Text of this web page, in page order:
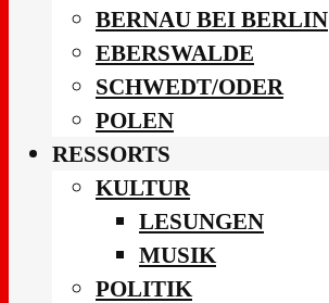
BERNAU BEI BERLIN
EBERSWALDE
SCHWEDT/ODER
POLEN
RESSORTS
KULTUR
LESUNGEN
MUSIK
POLITIK